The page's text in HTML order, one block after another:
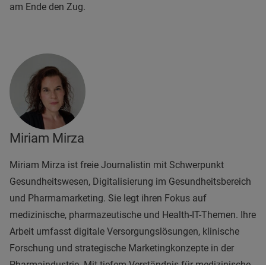
am Ende den Zug.
Miriam Mirza
Miriam Mirza ist freie Journalistin mit Schwerpunkt
Gesundheitswesen, Digitalisierung im Gesundheitsbereich
und Pharmamarketing. Sie legt ihren Fokus auf
medizinische, pharmazeutische und Health-IT-Themen. Ihre
Arbeit umfasst digitale Versorgungslösungen, klinische
Forschung und strategische Marketingkonzepte in der